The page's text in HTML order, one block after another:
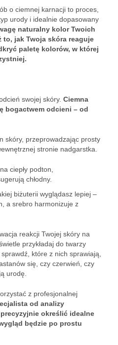
o ciemnej karnacji to proces,
urody i idealnie dopasowany
naturalny kolor Twoich
to, jak Twoja skóra reaguje
paletę kolorów, w której
swojej skóry. Ciemna
bogactwem odcieni – od
skóry, przeprowadzając prosty
stronie nadgarstka.
ciepły podton,
chłodny.
biżuterii wyglądasz lepiej –
a srebro harmonizuje z
reakcji Twojej skóry na
przykładaj do twarzy
które z nich sprawiają,
się, czy czerwień, czy
urodę.
z profesjonalnej
od analizy
określić idealne
będzie po prostu